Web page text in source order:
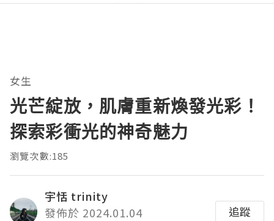
女生
光芒綻放，肌膚重新煥發光彩！
探索彩衝光的神奇魅力
瀏覽次數:185
宇恬 trinity
發佈於 2024.01.04
追蹤